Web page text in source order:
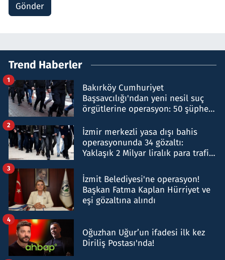
Gönder
Trend Haberler
Bakırköy Cumhuriyet
Başsavcılığı'ndan yeni nesil suç
örgütlerine operasyon: 50 şüpheli
1
İzmir merkezli yasa dışı bahis
operasyonunda 34 gözaltı:
Yaklaşık 2 Milyar liralık para trafiği
2
İzmit Belediyesi'ne operasyon!
Başkan Fatma Kaplan Hürriyet ve
eşi gözaltına alındı
3
Oğuzhan Uğur’un ifadesi ilk kez
Diriliş Postası'nda!
4